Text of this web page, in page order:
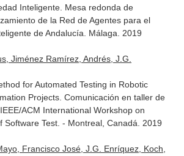
Inteligente. Mesa redonda de
de la Red de Agentes para el
de Andalucía. Málaga. 2019
Jiménez Ramírez, Andrés, J.G.
for Automated Testing in Robotic
Projects. Comunicación en taller de
ACM International Workshop on
Software Test. - Montreal, Canadá. 2019
Francisco José, J.G. Enríquez, Koch,